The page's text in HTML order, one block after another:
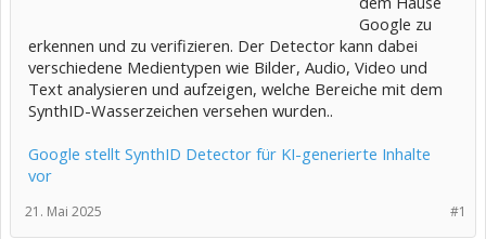
Google zu
erkennen und zu verifizieren. Der Detector kann dabei
verschiedene Medientypen wie Bilder, Audio, Video und
Text analysieren und aufzeigen, welche Bereiche mit dem
SynthID-Wasserzeichen versehen wurden..
Google stellt SynthID Detector für KI-generierte Inhalte
vor
#1
21. Mai 2025